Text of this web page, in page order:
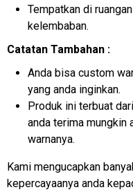
Tempatkan di
kelembaban.
Catatan Tambahan :
Anda bisa custom
yang anda inginkan.
Produk ini terbuat
anda terima mungkin
warnanya.
Kami mengucapkan
kepercayaanya anda